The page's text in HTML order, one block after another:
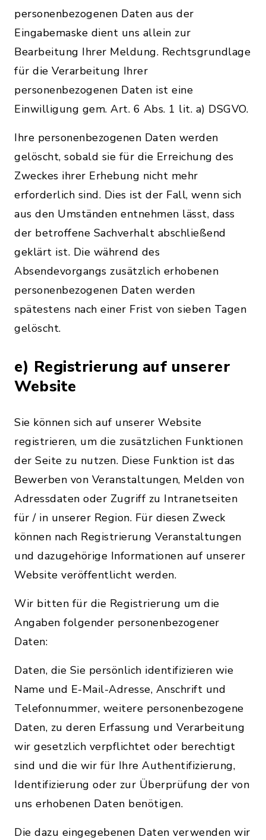
personenbezogenen Daten aus der
Eingabemaske dient uns allein zur
Bearbeitung Ihrer Meldung. Rechtsgrundlage
für die Verarbeitung Ihrer
personenbezogenen Daten ist eine
Einwilligung gem. Art. 6 Abs. 1 lit. a) DSGVO.
Ihre personenbezogenen Daten werden
gelöscht, sobald sie für die Erreichung des
Zweckes ihrer Erhebung nicht mehr
erforderlich sind. Dies ist der Fall, wenn sich
aus den Umständen entnehmen lässt, dass
der betroffene Sachverhalt abschließend
geklärt ist. Die während des
Absendevorgangs zusätzlich erhobenen
personenbezogenen Daten werden
spätestens nach einer Frist von sieben Tagen
gelöscht.
e) Registrierung auf unserer
Website
Sie können sich auf unserer Website
registrieren, um die zusätzlichen Funktionen
der Seite zu nutzen. Diese Funktion ist das
Bewerben von Veranstaltungen, Melden von
Adressdaten oder Zugriff zu Intranetseiten
für / in unserer Region. Für diesen Zweck
können nach Registrierung Veranstaltungen
und dazugehörige Informationen auf unserer
Website veröffentlicht werden.
Wir bitten für die Registrierung um die
Angaben folgender personenbezogener
Daten:
Daten, die Sie persönlich identifizieren wie
Name und E-Mail-Adresse, Anschrift und
Telefonnummer, weitere personenbezogene
Daten, zu deren Erfassung und Verarbeitung
wir gesetzlich verpflichtet oder berechtigt
sind und die wir für Ihre Authentifizierung,
Identifizierung oder zur Überprüfung der von
uns erhobenen Daten benötigen.
Die dazu eingegebenen Daten verwenden wir